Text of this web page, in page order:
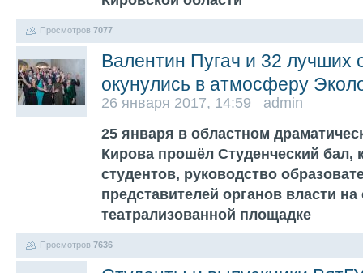
Просмотров 7077
Валентин Пугач и 32 лучших
окунулись в атмосферу
26 января 2017, 14:59 admin
25 января в областном
Кирова прошёл Студенческий бал,
студентов, руководство
представителей органов власти
театрализованной площадке
Просмотров 7636